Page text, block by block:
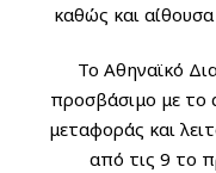
καθώς και
Το Αθηναϊκό
προσβάσιμο με το
μεταφοράς και
από τις 9 το